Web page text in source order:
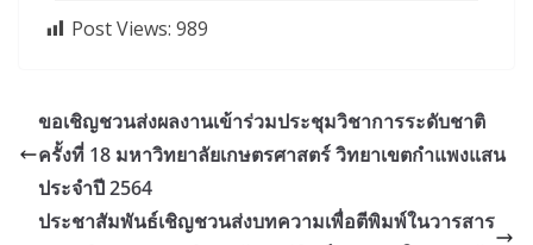
Post Views: 989
ขอเชิญชวนส่งผลงานเข้าร่วมประชุมวิชาการระดับชาติ
ครั้งที่ 18 มหาวิทยาลัยเกษตรศาสตร์ วิทยาเขตกำแพงแสน
ประจำปี 2564
ประชาสัมพันธ์เชิญชวนส่งบทความเพื่อตีพิมพ์ในวารสาร